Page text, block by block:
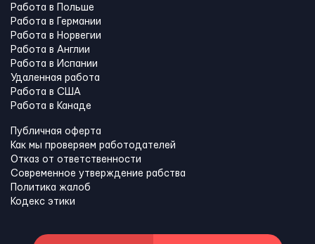
Работа в Польше
Работа в Германии
Работа в Норвегии
Работа в Англии
Работа в Испании
Удаленная работа
Работа в США
Работа в Канадe
Публичная оферта
Как мы проверяем работодателей
Отказ от ответственности
Современное утверждение рабства
Политика жалоб
Кодекс этики